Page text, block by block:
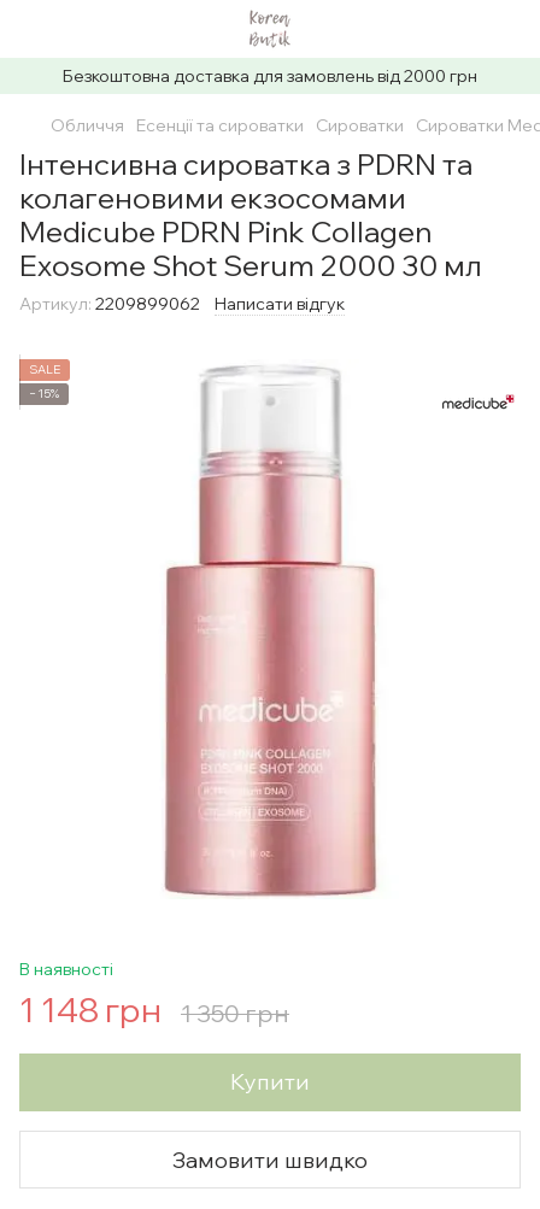
Безкоштовна доставка для замовлень від 2000 грн
Обличчя Есенції та сироватки Сироватки Сироватки
Інтенсивна сироватка з PDRN та
колагеновими екзосомами
Medicube PDRN Pink Collagen
Exosome Shot Serum 2000 30 мл
Артикул: 2209899062 Написати відгук
SALE
−15%
В наявності
1 148 грн 1 350 грн
Купити
Замовити швидко